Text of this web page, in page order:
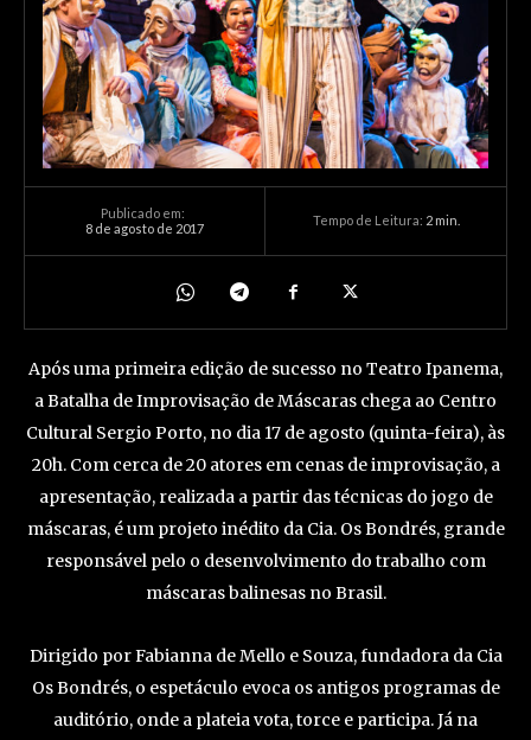
Publicado em:
8 de agosto de 2017
Tempo de Leitura: 2min.
Após uma primeira edição de sucesso no Teatro Ipanema,
a Batalha de Improvisação de Máscaras chega ao Centro
Cultural Sergio Porto, no dia 17 de agosto (quinta-feira), às
20h. Com cerca de 20 atores em cenas de improvisação, a
apresentação, realizada a partir das técnicas do jogo de
máscaras, é um projeto inédito da Cia. Os Bondrés, grande
responsável pelo o desenvolvimento do trabalho com
máscaras balinesas no Brasil.
Dirigido por Fabianna de Mello e Souza, fundadora da Cia
Os Bondrés, o espetáculo evoca os antigos programas de
auditório, onde a plateia vota, torce e participa. Já na